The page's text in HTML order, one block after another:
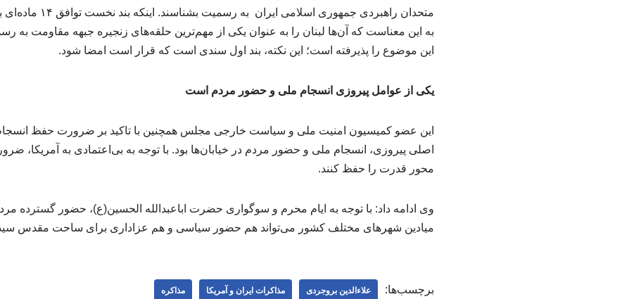
متحدان راهبردی جمهوری
به این معناست که آن‌ها لبنان را به عنوان یکی از مهم‌ترین حلقه‌های زنجیره جبهه مقاومت به
این موضوع را پذیرفته است؛ این نکته، بند اول سندی است که قرار است امضا شود.
یکی از عوامل پیروزی انسجام ملی و حضور مردم است
این عضو کمیسیون امنیت ملی و سیاست خارجی مجلس همچنین با تاکید بر ضرورت حفظ
اصلی پیروزی، انسجام ملی و حضور مردم در خیابان‌ها بود. با توجه به بی‌اعتمادی به آمریکا،
محور قدرت را حفظ کنند.
وی ادامه داد: با توجه به ایام محرم و سوگواری حضرت اباعبدالله الحسین(ع)، حضور گسترده
میادین شهرهای مختلف کشور می‌تواند هم حضور سیاسی و هم عزاداری برای ساحت مقدس
برچسب‌ها: علاءالدین بروجردی مذاکرات ایران و آمریکا مذاکره